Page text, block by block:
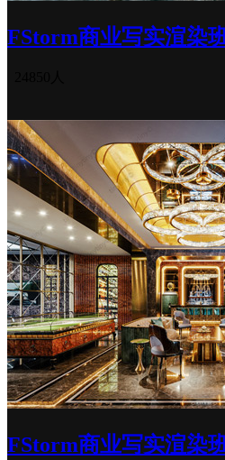
FStorm商业写实渲染
FStorm商业写实渲染